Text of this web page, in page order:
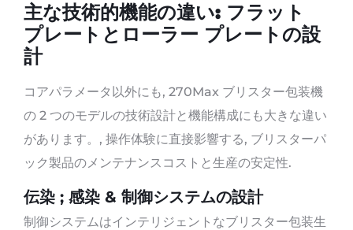
主な技術的機能の違い: フラット
プレートとローラー プレートの設
計
コアパラメータ以外にも, 270Max ブリスター包装機
の 2 つのモデルの技術設計と機能構成にも大きな違い
があります。, 操作体験に直接影響する, ブリスターパ
ック製品のメンテナンスコストと生産の安定性.
伝染 ; 感染 & 制御システムの設計
制御システムはインテリジェントなブリスター包装生